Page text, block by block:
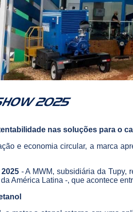
2025
nas soluções para o
e economia circular, a marca
- A MWM, subsidiária da Tupy,
América Latina -, que acontece